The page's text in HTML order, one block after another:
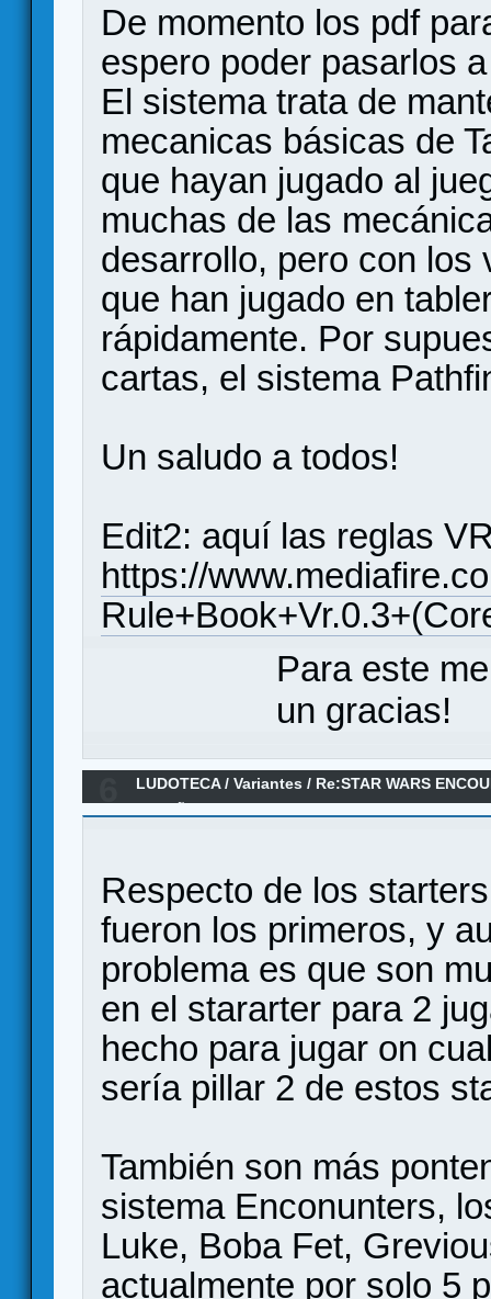
De momento los pdf
espero poder pasarlos
El sistema trata de
mecanicas básicas de
que hayan jugado al
muchas de las
desarrollo, pero con los
que han jugado en
rápidamente. Por
cartas, el sistema
Un saludo a todos!
Edit2: aquí las reglas
https://
Para este
un gracias!
LUDOTECA/Variantes / Re:STAR WARS
Respecto de los
fueron los primeros, y
problema es que son
en el stararter para 2
hecho para jugar on
sería pillar 2 de estos
También son más
sistema Enconunters,
Luke, Boba Fet,
actualmente por solo 5